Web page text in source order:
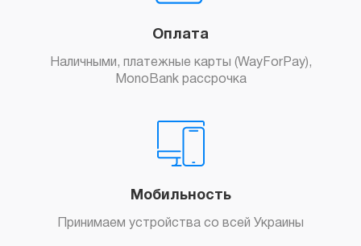
Оплата
Наличными, платежные карты (WayForPay),
MonoBank рассрочка
Мобильность
Принимаем устройства со всей Украины